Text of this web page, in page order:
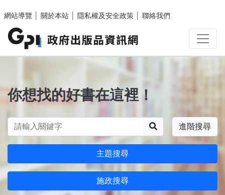
網站導覽
關於本站 隱私權及安全政策 聯絡我們
你想找的好書在這裡！
進階搜尋
主題搜尋
施政搜尋